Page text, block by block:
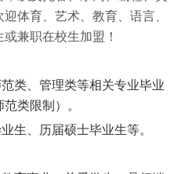
体育、艺术、教育、语言、
兼职在校生加盟！
类
管理类等相关专业毕业
范类限制）。
生、历届硕士毕业生等。